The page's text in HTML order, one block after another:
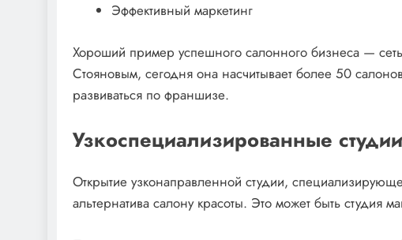
Эффективный маркетинг
Хороший пример успешного салонного бизнеса —
Стояновым, сегодня она насчитывает более 50
развиваться по франшизе.
Узкоспециализированные студии
Открытие узконаправленной студии,
альтернатива салону красоты. Это может быть